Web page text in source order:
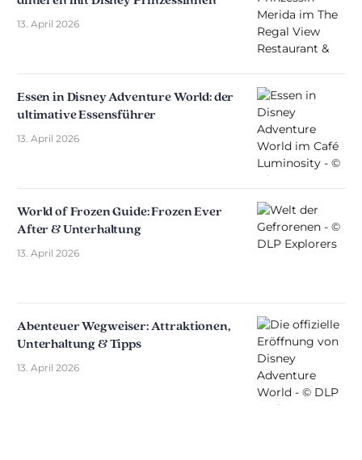
13. April 2026
Essen in Disney Adventure World: der
ultimative Essensführer
13. April 2026
World of Frozen Guide: Frozen Ever
After & Unterhaltung
13. April 2026
Abenteuer Wegweiser: Attraktionen,
Unterhaltung & Tipps
13. April 2026